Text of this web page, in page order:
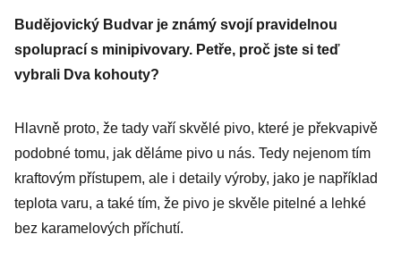
Budějovický Budvar je známý svojí pravidelnou
spoluprací s minipivovary. Petře, proč jste si teď
vybrali Dva kohouty?
Hlavně proto, že tady vaří skvělé pivo, které je překvapivě
podobné tomu, jak děláme pivo u nás. Tedy nejenom tím
kraftovým přístupem, ale i detaily výroby, jako je například
teplota varu, a také tím, že pivo je skvěle pitelné a lehké
bez karamelových příchutí.